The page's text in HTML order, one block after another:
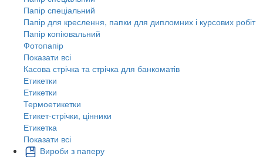
Папір спеціальний
Папір для креслення, папки для дипломних і курсових робіт
Папір копіювальний
Фотопапір
Показати всі
Касова стрічка та стрічка для банкоматів
Етикетки
Етикетки
Термоетикетки
Етикет-стрічки, цінники
Етикетка
Показати всі
Вироби з паперу